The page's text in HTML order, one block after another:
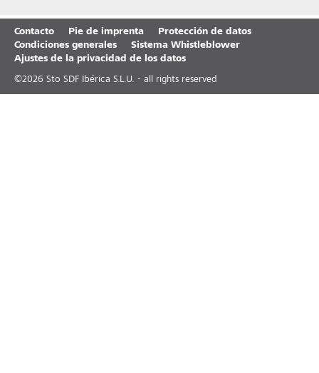
Contacto Pie de imprenta
Protección de datos
Condiciones generales
Sistema Whistleblower
Ajustes de la privacidad de los datos
©2026 Sto SDF Ibérica S.L.U. - all rights reserved